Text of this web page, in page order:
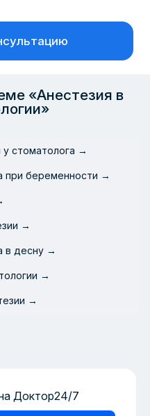
«Анестезия в
стоматолога →
при беременности →
→
в десну →
→
→
Доктор24/7